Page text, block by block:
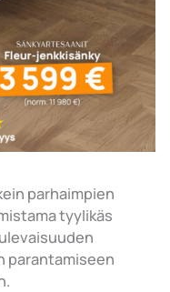
parhaimpien
tyylikäs
parantamiseen